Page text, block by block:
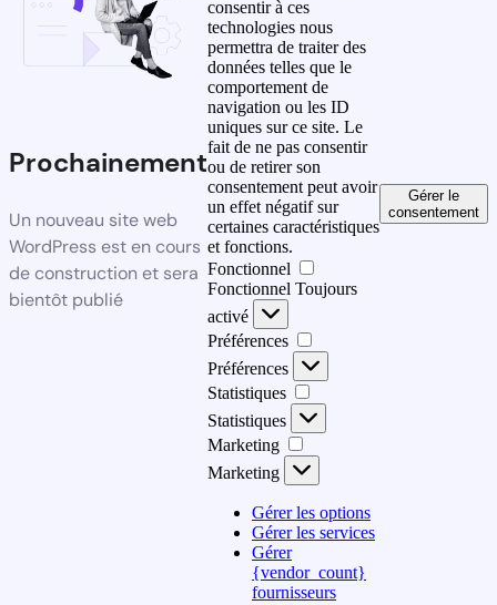
Prochainement
Un nouveau site web
WordPress est en cours
de construction et sera
bientôt publié
consentir à ces
technologies nous
permettra de traiter des
données telles que le
comportement de
navigation ou les ID
uniques sur ce site. Le
fait de ne pas consentir
ou de retirer son
consentement peut avoir
un effet négatif sur
certaines caractéristiques
et fonctions.
Fonctionnel
Fonctionnel Toujours
activé
Préférences
Préférences
Statistiques
Statistiques
Marketing
Marketing
Gérer les options
Gérer les services
Gérer
{vendor_count}
fournisseurs
Gérer le
consentement